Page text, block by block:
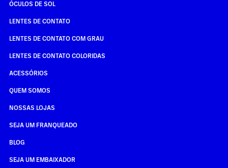
ÓCULOS DE SOL
LENTES DE CONTATO
LENTES DE CONTATO COM GRAU
LENTES DE CONTATO COLORIDAS
ACESSÓRIOS
QUEM SOMOS
NOSSAS LOJAS
SEJA UM FRANQUEADO
BLOG
SEJA UM EMBAIXADOR